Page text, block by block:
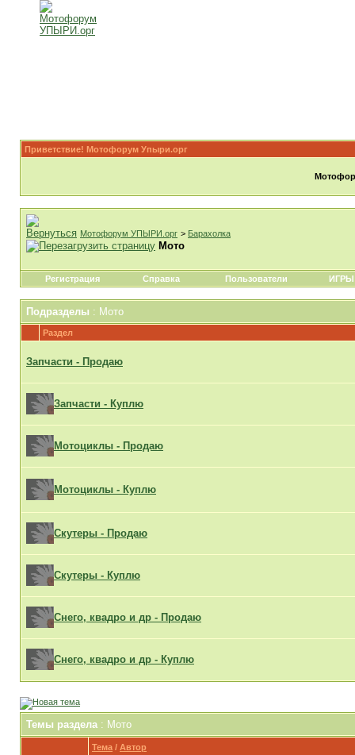
Приветствие! Мотофорум Упыри.орг
Мотофорум УПЫРИ.орг > Барахолка
Мото
Регистрация Справка Пользователи ИГРЫ
Подразделы : Мото
Раздел
Запчасти - Продаю
Запчасти - Куплю
Мотоциклы - Продаю
Мотоциклы - Куплю
Скутеры - Продаю
Скутеры - Куплю
Снего, квадро и др - Продаю
Снего, квадро и др - Куплю
Темы раздела: Мото
Тема / Автор